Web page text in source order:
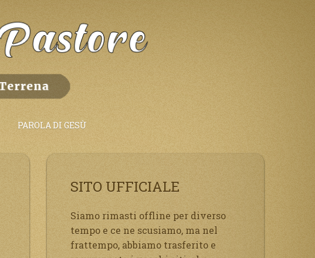
PAROLA DI GESÙ
SITO UFFICIALE
Siamo rimasti offline per diverso
tempo e ce ne scusiamo, ma nel
frattempo, abbiamo trasferito e